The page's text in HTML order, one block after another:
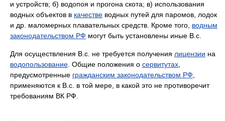
и устройств; б) водопоя и прогона скота; в) использования
водных объектов в качестве водных путей для паромов, лодок
и др. маломерных плавательных средств. Кроме того, водным
законодательством РФ могут быть установлены иные В.с.
Для осуществления В.с. не требуется получения лицензии на
водопользование . Общие положения о сервитутах
предусмотренные гражданским законодательством РФ
применяются к В.с. в той мере, в какой это не противоречит
требованиям ВК РФ.